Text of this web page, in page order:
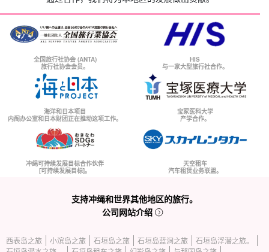
全国旅行社协会 (ANTA)
旅行社协会会员。
HIS
与一家大型旅行社合作。
海洋和日本项目
内阁办公室和日本财团正在推动这项工作。
宝冢医科大学
产学合作。
冲绳可持续发展目标合作伙伴
[可持续发展目标]。
天空租车
汽车租赁业务联盟。
支持冲绳和世界其他地区的旅行。
公司网站介绍
西表岛之旅 小滨岛之旅 石垣岛之旅 石垣岛蓝洞之旅
石垣岛浮潜之旅。